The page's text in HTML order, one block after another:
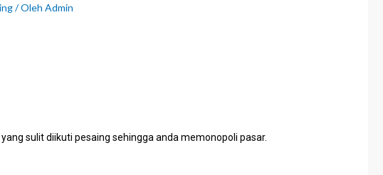
/ OlehAdmin
yang sulit diikuti pesaing sehingga anda memonopoli pasar.